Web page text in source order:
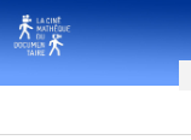
Saut au contenu